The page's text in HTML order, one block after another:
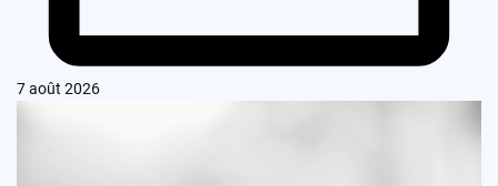
7 août 2026